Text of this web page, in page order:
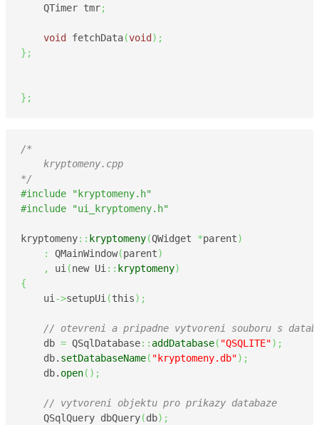
    QTimer tmr
;
void fetchData(void ) ;
} ;
} ;
/*
    kryptomeny.cpp
*/
#include "kryptomeny.h"
#include "ui_kryptomeny.h"
kryptomeny:: kryptomeny(QWidget *parent)
:
QMainWindow(parent)
,
ui (new Ui :: kryptomeny)
{
    ui
->setupUi (this) ;
// otevreni a pripadne vytvoreni souboru s
    db
= QSqlDatabase:: addDatabase( "QSQLITE") ;
    db.
setDatabaseName( "kryptomeny.db") ;
    db.
open( ) ;
// vytvoreni objektu pro prikazy databaze
    QSqlQuery dbQuery
(db) ;